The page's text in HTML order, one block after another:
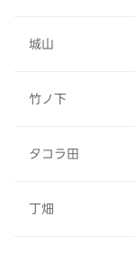
城山
竹ノ下
タコラ田
丁畑